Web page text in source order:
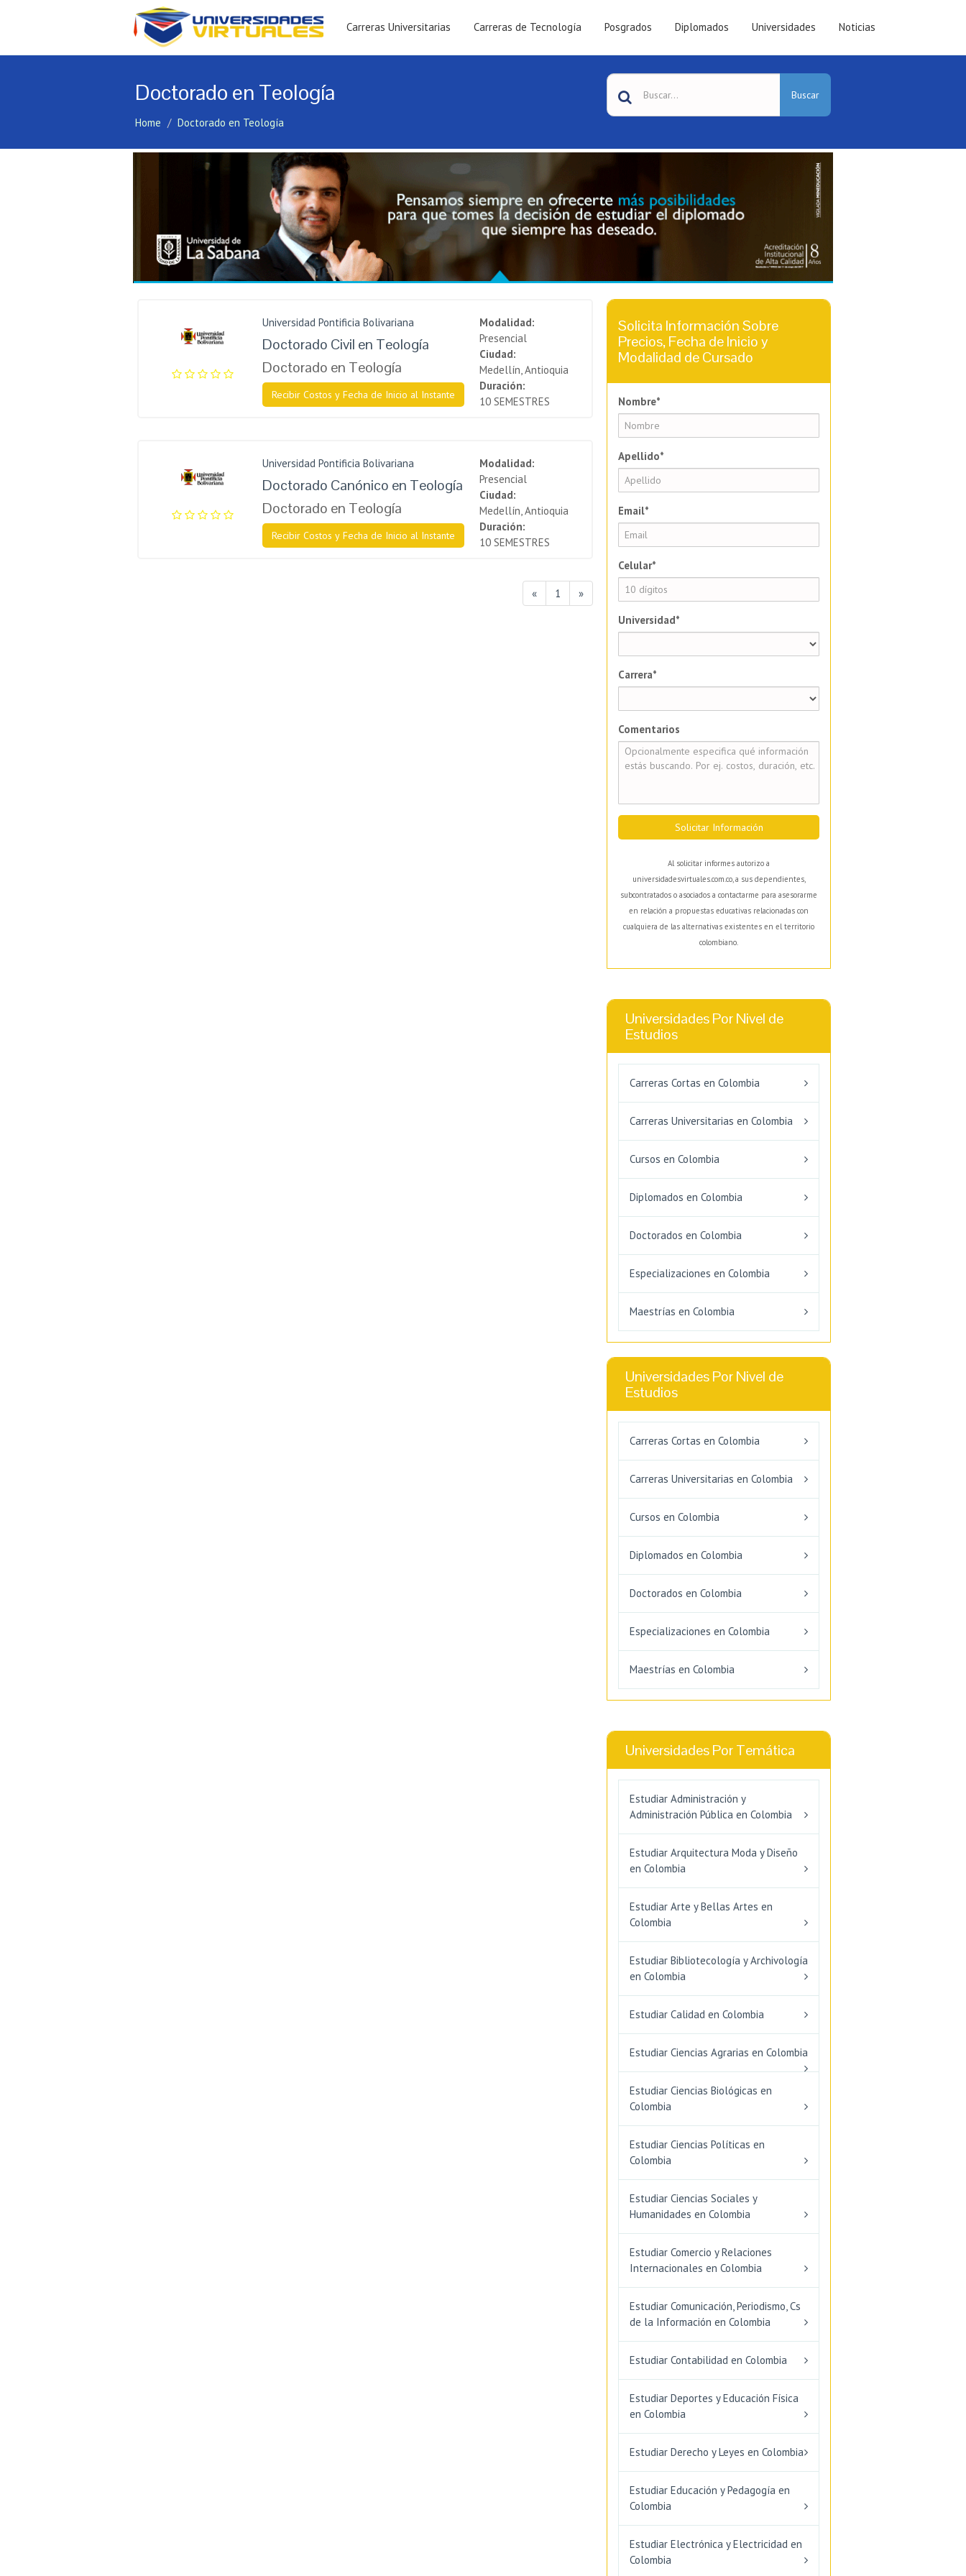
Carreras Universitarias Carreras de Tecnología Posgrados Diplomados Universidades Noticias
Doctorado en Teología
Home Doctorado en Teología
Buscar
Universidad Pontificia Bolivariana
Doctorado Civil en Teología
Doctorado en Teología
Recibir Costos y Fecha de Inicio al Instante
Modalidad:
Presencial
Ciudad:
Medellín, Antioquia
Duración:
10 SEMESTRES
Universidad Pontificia Bolivariana
Doctorado Canónico en Teología
Doctorado en Teología
Recibir Costos y Fecha de Inicio al Instante
Modalidad:
Presencial
Ciudad:
Medellín, Antioquia
Duración:
10 SEMESTRES
« 1 »
Solicita Información Sobre
Precios, Fecha de Inicio y
Modalidad de Cursado
Nombre*
Apellido*
Email*
Celular*
Universidad*
Carrera*
Comentarios
Solicitar Información
Al solicitar informes autorizo a
universidadesvirtuales.com.co, a sus dependientes,
subcontratados o asociados a contactarme para asesorarme
en relación a propuestas educativas relacionadas con
cualquiera de las alternativas existentes en el territorio
colombiano.
Universidades Por Nivel de
Estudios
Carreras Cortas en Colombia
Carreras Universitarias en Colombia
Cursos en Colombia
Diplomados en Colombia
Doctorados en Colombia
Especializaciones en Colombia
Maestrías en Colombia
Universidades Por Nivel de
Estudios
Carreras Cortas en Colombia
Carreras Universitarias en Colombia
Cursos en Colombia
Diplomados en Colombia
Doctorados en Colombia
Especializaciones en Colombia
Maestrías en Colombia
Universidades Por Temática
Estudiar Administración y
Administración Pública en Colombia
Estudiar Arquitectura Moda y Diseño
en Colombia
Estudiar Arte y Bellas Artes en
Colombia
Estudiar Bibliotecología y Archivología
en Colombia
Estudiar Calidad en Colombia
Estudiar Ciencias Agrarias en Colombia
Estudiar Ciencias Biológicas en
Colombia
Estudiar Ciencias Políticas en
Colombia
Estudiar Ciencias Sociales y
Humanidades en Colombia
Estudiar Comercio y Relaciones
Internacionales en Colombia
Estudiar Comunicación, Periodismo, Cs
de la Información en Colombia
Estudiar Contabilidad en Colombia
Estudiar Deportes y Educación Física
en Colombia
Estudiar Derecho y Leyes en Colombia
Estudiar Educación y Pedagogía en
Colombia
Estudiar Electrónica y Electricidad en
Colombia